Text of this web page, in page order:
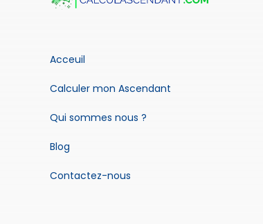
Acceuil
Calculer mon Ascendant
Qui sommes nous ?
Blog
Contactez-nous